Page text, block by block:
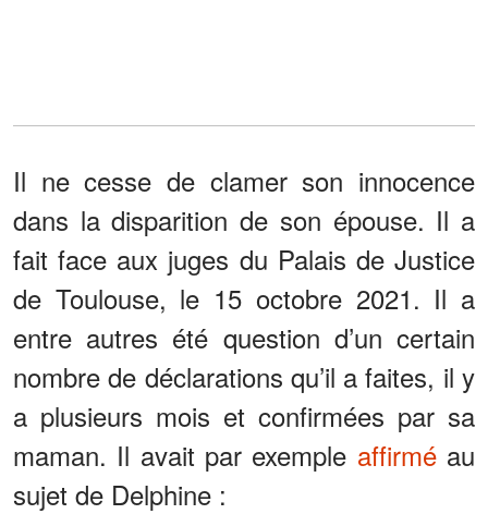
Il ne cesse de clamer son innocence
dans la disparition de son épouse. Il a
fait face aux juges du Palais de Justice
de Toulouse, le 15 octobre 2021. Il a
entre autres été question d’un certain
nombre de déclarations qu’il a faites, il y
a plusieurs mois et confirmées par sa
maman. Il avait par exemple affirméau
sujet de Delphine :